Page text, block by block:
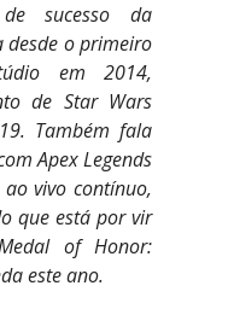
sucesso da
desde o primeiro
em 2014,
de Star Wars
Também fala
Apex Legends
vivo contínuo,
que está por vir
of Honor:
este ano.